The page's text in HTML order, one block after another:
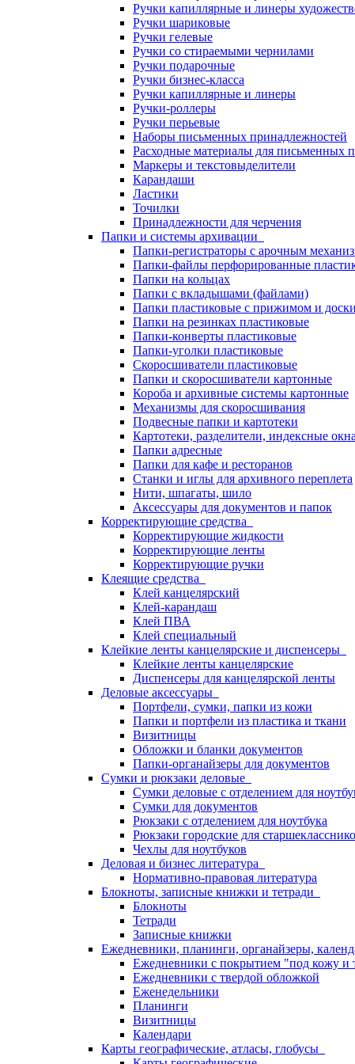
Ручки капиллярные и линеры
Ручки шариковые
Ручки гелевые
Ручки со стираемыми чернилами
Ручки подарочные
Ручки бизнес-класса
Ручки капиллярные и линеры
Ручки-роллеры
Ручки перьевые
Наборы письменных принадлежностей
Расходные материалы для письменных
Маркеры и текстовыделители
Карандаши
Ластики
Точилки
Принадлежности для черчения
Папки и системы архивации
Папки-регистраторы с арочным
Папки-файлы перфорированные
Папки на кольцах
Папки с вкладышами (файлами)
Папки пластиковые с прижимом и
Папки на резинках пластиковые
Папки-конверты пластиковые
Папки-уголки пластиковые
Скоросшиватели пластиковые
Папки и скоросшиватели картонные
Короба и архивные системы картонные
Механизмы для скоросшивания
Подвесные папки и картотеки
Картотеки, разделители, индексные окна
Папки адресные
Папки для кафе и ресторанов
Станки и иглы для архивного переплета
Нити, шпагаты, шило
Аксессуары для документов и папок
Корректирующие средства
Корректирующие жидкости
Корректирующие ленты
Корректирующие ручки
Клеящие средства
Клей канцелярский
Клей-карандаш
Клей ПВА
Клей специальный
Клейкие ленты канцелярские и диспенсеры
Клейкие ленты канцелярские
Диспенсеры для канцелярской ленты
Деловые аксессуары
Портфели, сумки, папки из кожи
Папки и портфели из пластика и ткани
Визитницы
Обложки и бланки документов
Папки-органайзеры для документов
Сумки и рюкзаки деловые
Сумки деловые с отделением для
Сумки для документов
Рюкзаки с отделением для ноутбука
Рюкзаки городские для
Чехлы для ноутбуков
Деловая и бизнес литература
Нормативно-правовая литература
Блокноты, записные книжки и тетради
Блокноты
Тетради
Записные книжки
Ежедневники, планинги, органайзеры,
Ежедневники с покрытием "под кожу и
Ежедневники с твердой обложкой
Еженедельники
Планинги
Визитницы
Календари
Карты географические, атласы, глобусы